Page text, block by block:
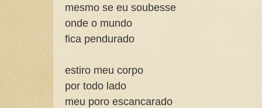
mesmo se eu soubesse
onde o mundo
fica pendurado
estiro meu corpo
por todo lado
meu poro escancarado